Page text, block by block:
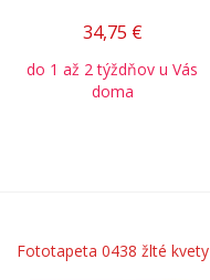
34,75 €
do 1 až 2 týždňov u Vás
doma
Fototapeta 0438 žlté kvety